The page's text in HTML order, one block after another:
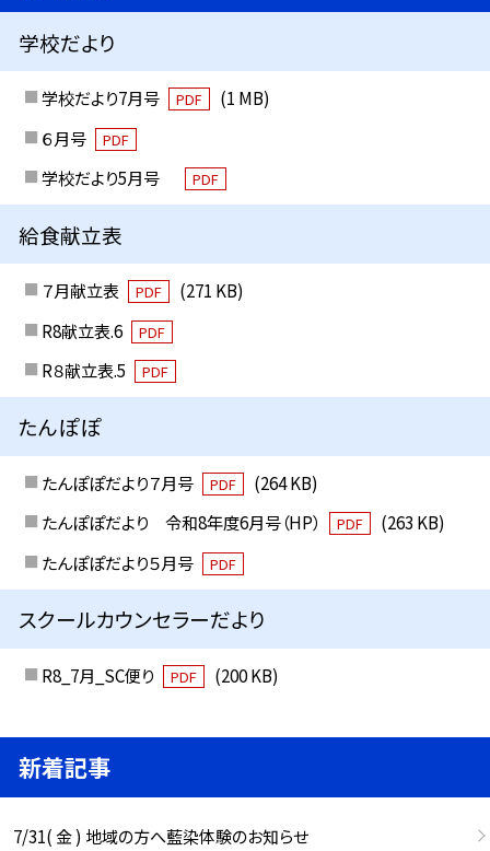
学校だより
学校だより7月号 PDF
(1 MB)
６月号
PDF
学校だより5月号 PDF
給食献立表
７月献立表 PDF
(271 KB)
R8献立表.6
PDF
R８献立表.5 PDF
たんぽぽ
たんぽぽだより７月号 PDF
(264 KB)
たんぽぽだより 令和8年度6月号（HP）
PDF
(263 KB)
たんぽぽだより５月号
PDF
スクールカウンセラーだより
R8_7月_SC便り PDF (200 KB)
新着記事
7/31( 金 ) 地域の方へ藍染体験のお知らせ